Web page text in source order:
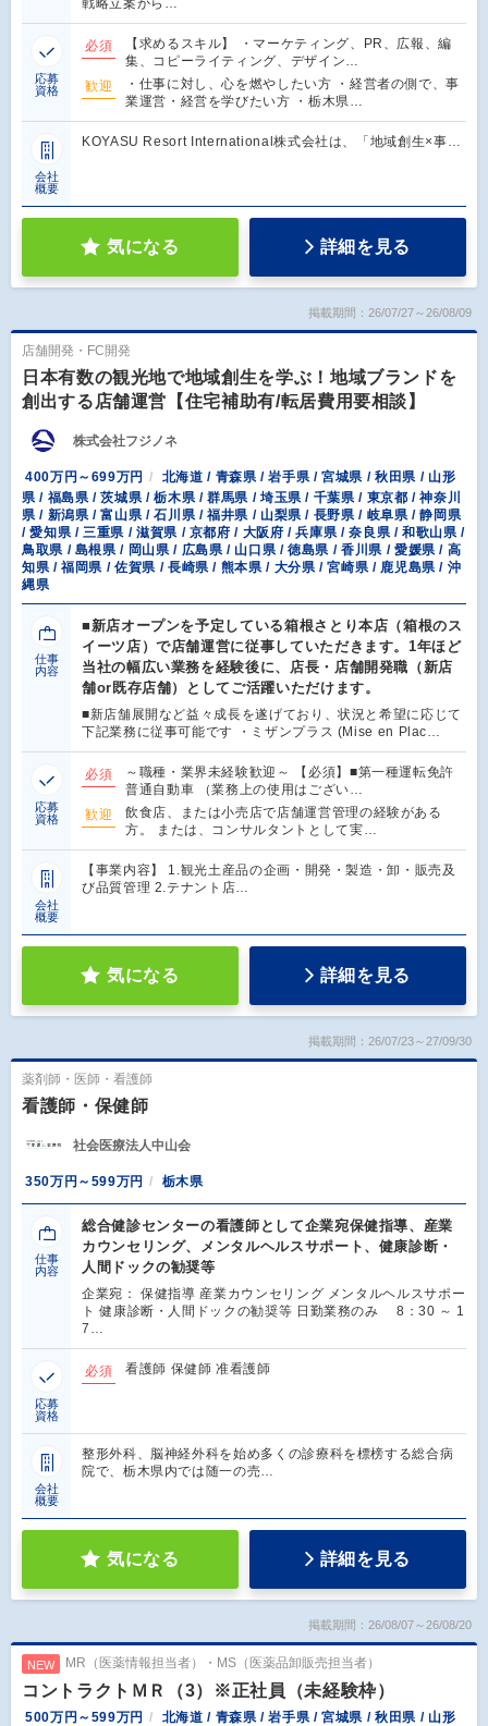
戦略立案から…
応募
資格
必須
【求めるスキル】 ・マーケティング、PR、広報、編
集、コピーライティング、デザイン…
歓迎
・仕事に対し、心を燃やしたい方 ・経営者の側で、事
業運営・経営を学びたい方 ・栃木県…
会社
概要
KOYASU Resort International株式会社は、「地域創生×事…
気になる 詳細を見る
掲載期間：26/07/27～26/08/09
店舗開発・FC開発
日本有数の観光地で地域創生を学ぶ！地域ブランドを
創出する店舗運営【住宅補助有/転居費用要相談】
株式会社フジノネ
400万円～699万円
北海道 / 青森県 / 岩手県 / 宮城県 / 秋田県 / 山形
県 / 福島県 / 茨城県 / 栃木県 / 群馬県 / 埼玉県 / 千葉県 / 東京都 / 神奈川
県 / 新潟県 / 富山県 / 石川県 / 福井県 / 山梨県 / 長野県 / 岐阜県 / 静岡県
/ 愛知県 / 三重県 / 滋賀県 / 京都府 / 大阪府 / 兵庫県 / 奈良県 / 和歌山県 /
鳥取県 / 島根県 / 岡山県 / 広島県 / 山口県 / 徳島県 / 香川県 / 愛媛県 / 高
知県 / 福岡県 / 佐賀県 / 長崎県 / 熊本県 / 大分県 / 宮崎県 / 鹿児島県 / 沖
縄県
仕事
内容
■新店オープンを予定している箱根さとり本店（箱根のス
イーツ店）で店舗運営に従事していただきます。1年ほど
当社の幅広い業務を経験後に、店長・店舗開発職（新店
舗or既存店舗）としてご活躍いただけます。
■新店舗展開など益々成長を遂げており、状況と希望に応じて
下記業務に従事可能です ・ミザンプラス (Mise en Plac…
応募
資格
必須
～職種・業界未経験歓迎～ 【必須】■第一種運転免許
普通自動車 （業務上の使用はござい…
歓迎
飲食店、または小売店で店舗運営管理の経験がある
方。 または、コンサルタントとして実…
会社
概要
【事業内容】 1.観光土産品の企画・開発・製造・卸・販売及
び品質管理 2.テナント店…
気になる 詳細を見る
掲載期間：26/07/23～27/09/30
薬剤師・医師・看護師
看護師・保健師
社会医療法人中山会
350万円～599万円 栃木県
仕事
内容
総合健診センターの看護師として企業宛保健指導、産業
カウンセリング、メンタルヘルスサポート、健康診断・
人間ドックの勧奨等
企業宛： 保健指導 産業カウンセリング メンタルヘルスサポー
ト 健康診断・人間ドックの勧奨等 日勤業務のみ 8：30 ～ 1
7…
応募
資格
必須 看護師 保健師 准看護師
会社
概要
整形外科、脳神経外科を始め多くの診療科を標榜する総合病
院で、栃木県内では随一の売…
気になる 詳細を見る
掲載期間：26/08/07～26/08/20
NEW MR（医薬情報担当者）・MS（医薬品卸販売担当者）
コントラクトＭＲ（3）※正社員（未経験枠）
500万円～599万円
北海道 / 青森県 / 岩手県 / 宮城県 / 秋田県 / 山形